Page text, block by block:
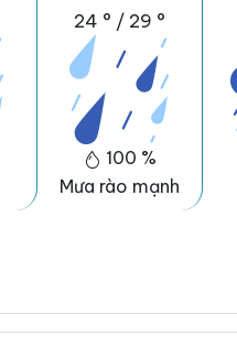
24 ° / 29 °
100 %
Mưa rào mạnh